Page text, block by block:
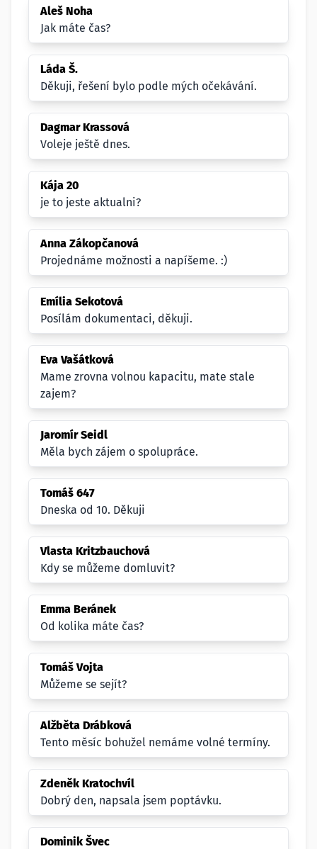
Aleš Noha
Jak máte čas?
Láda Š.
Děkuji, řešení bylo podle mých očekávání.
Dagmar Krassová
Voleje ještě dnes.
Kája 20
je to jeste aktualni?
Anna Zákopčanová
Projednáme možnosti a napíšeme. :)
Emília Sekotová
Posílám dokumentaci, děkuji.
Eva Vašátková
Mame zrovna volnou kapacitu, mate stale
zajem?
Jaromír Seidl
Měla bych zájem o spolupráce.
Tomáš 647
Dneska od 10. Děkuji
Vlasta Kritzbauchová
Kdy se můžeme domluvit?
Emma Beránek
Od kolika máte čas?
Tomáš Vojta
Můžeme se sejít?
Alžběta Drábková
Tento měsíc bohužel nemáme volné termíny.
Zdeněk Kratochvíl
Dobrý den, napsala jsem poptávku.
Dominik Švec